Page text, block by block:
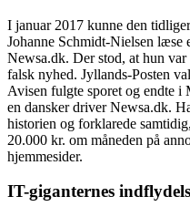
I januar 2017 kunne den
Johanne Schmidt-Nielsen læse
Newsa.dk. Der stod, at hun
falsk nyhed. Jyllands-Posten
Avisen fulgte sporet og endte i
en dansker driver Newsa.dk.
historien og forklarede
20.000 kr. om måneden på
hjemmesider.
IT-giganternes